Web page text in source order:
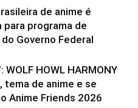
de anime é
para programa de
Governo Federal
WOLF HOWL HARMONY
tema de anime e se
Anime Friends 2026